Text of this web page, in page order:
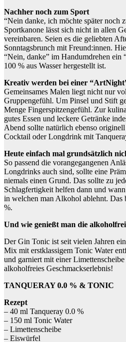
Nachher noch zum Sport
“Nein danke, ich möchte später noch
Sportkanone lässt sich nicht in allen
vereinbaren. Seien es die geliebten
Sonntagsbrunch mit Freund:innen.
“Nein, danke” im Handumdrehen ein
100 % aus Wasser hergestellt ist.
Kreativ werden bei einer
Gemeinsames Malen liegt nicht nur
Gruppengefühl. Um Pinsel und Stift
Menge Fingerspitzengefühl. Zur
gutes Essen und leckere Getränke
Abend sollte natürlich ebenso
Cocktail oder Longdrink mit
Heute einfach mal grundsätzlich
So passend die vorangegangenen
Longdrinks auch sind, sollte eine
niemals einen Grund. Das sollte zu
Schlagfertigkeit helfen dann und
in welchen man Alkohol ablehnt. Das
%.
Und wie genießt man die
Der Gin Tonic ist seit vielen Jahren
Mix mit erstklassigem Tonic Water
und garniert mit einer
alkoholfreies Geschmackserlebnis!
TANQUERAY 0.0 % & TONIC
Rezept
– 40 ml Tanqueray 0.0 %
– 150 ml Tonic Water
– Limettenscheibe
– Eiswürfel